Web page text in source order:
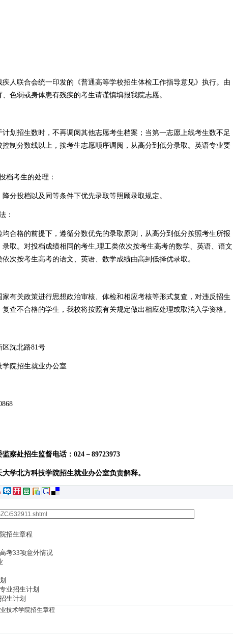
联合会统一印发的《普通高等学校招生体检工作指导意见》执行。由
色弱或身体患有残疾的考生请谨慎填报我院志愿。
招生数时，不再调阅其他志愿考生档案；当第一志愿上线考生数不足
制分数线以上，按考生志愿顺序调阅，从高分到低分录取。英语专业要
考生的处理：
投档以及同等条件下优先录取等照顾录取规定。
：
格的前提下，遵循分数优先的录取原则，从高分到低分按照考生所报
取。对投档成绩相同的考生,理工类依次按考生高考的数学、英语、语文
次按考生高考的语文、英语、数学成绩由高到低择优录取。
关政策进行思想政治审核、体检和相应考核等形式复查，对违反招生
查不合格的学生，我校将按照有关规定做出相应处理或取消入学资格。
沈北路81号
院招生就业办公室
察处招生监督电话：024－89723973
北方科技学院招生就业办公室负责解释。
招生章程
考33项意外情况
业招生计划
生计划
技术学院招生章程